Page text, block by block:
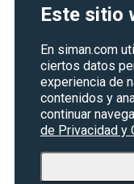
Este sitio
En siman.com
ciertos datos
experiencia de
contenidos y
continuar
de Privacidad y